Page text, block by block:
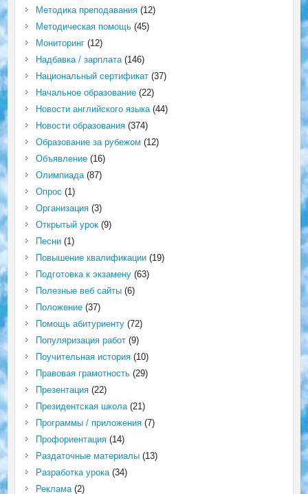
Методика преподавания(12)
Методическая помощь(45)
Мониторинг(12)
Надбавка / зарплата(146)
Национальный сертификат(37)
Начальное образование(22)
Новости английского языка(44)
Новости образования(374)
Образование за рубежом (12)
Объявление(16)
Олимпиада(87)
Опрос (1)
Организация(3)
Открытый урок(9)
Песни(1)
Повышение квалификации(19)
Подготовка к экзамену(63)
Полезные веб сайты(6)
Положение(37)
Помощь абитуриенту(72)
Популяризация работ(9)
Поучительная история(10)
Правовая грамотность(29)
Презентация(22)
Президентская школа(21)
Программы / приложения(7)
Профориентация(14)
Раздаточные материалы(13)
Разработка урока(34)
Реклама(2)